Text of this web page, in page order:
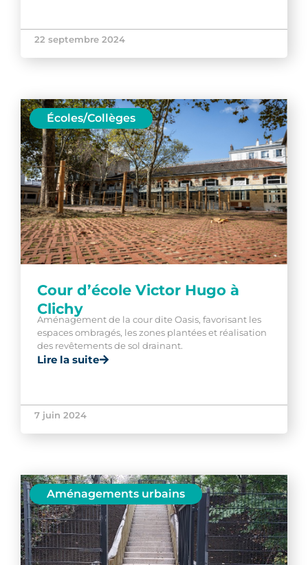
22 septembre 2024
Écoles/Collèges
Cour d’école Victor Hugo à
Clichy
Aménagement de la cour dite Oasis, favorisant les
espaces ombragés, les zones plantées et réalisation
des revêtements de sol drainant.
Lire la suite
7 juin 2024
Aménagements urbains